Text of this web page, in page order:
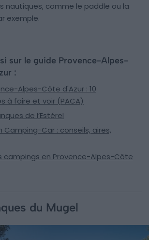
nautiques, comme le paddle ou la
exemple.
sur le guide Provence-Alpes-
:
Alpes-Côte d'Azur : 10
à faire et voir (PACA)
de l’Estérel
Camping-Car : conseils, aires,
campings en Provence-Alpes-Côte
du Mugel